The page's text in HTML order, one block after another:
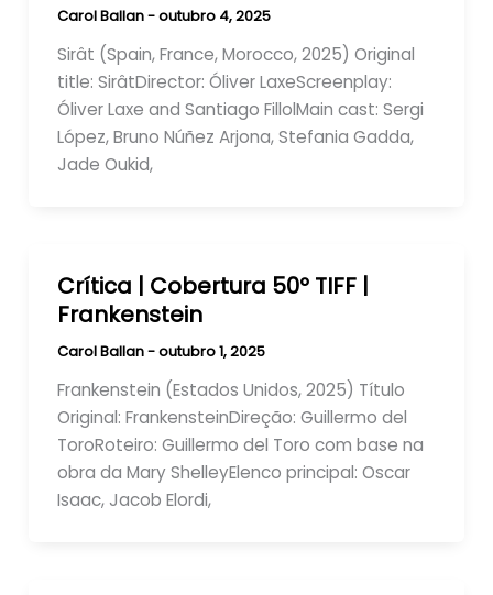
Carol Ballan-outubro 4, 2025
Sirât (Spain, France, Morocco, 2025) Original
title: SirâtDirector: Óliver LaxeScreenplay:
Óliver Laxe and Santiago FillolMain cast: Sergi
López, Bruno Núñez Arjona, Stefania Gadda,
Jade Oukid,
Crítica | Cobertura 50º TIFF |
Frankenstein
Carol Ballan-outubro 1, 2025
Frankenstein (Estados Unidos, 2025) Título
Original: FrankensteinDireção: Guillermo del
ToroRoteiro: Guillermo del Toro com base na
obra da Mary ShelleyElenco principal: Oscar
Isaac, Jacob Elordi,